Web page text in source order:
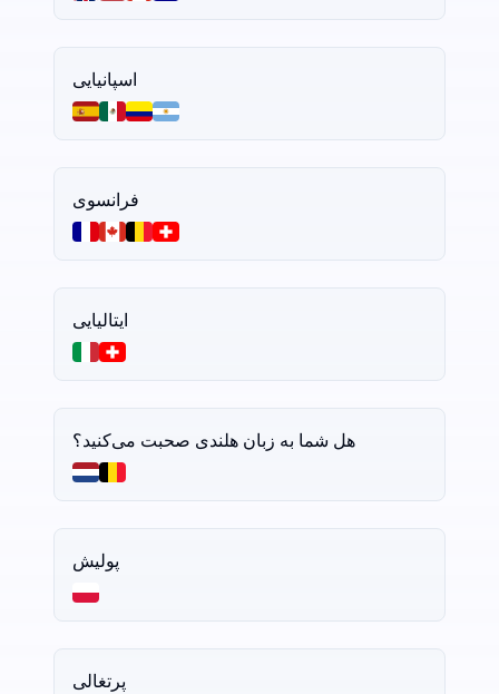
اسپانیایی
فرانسوی
ایتالیایی
هل شما به زبان هلندی صحبت می‌کنید؟
پولیش
پرتغالی